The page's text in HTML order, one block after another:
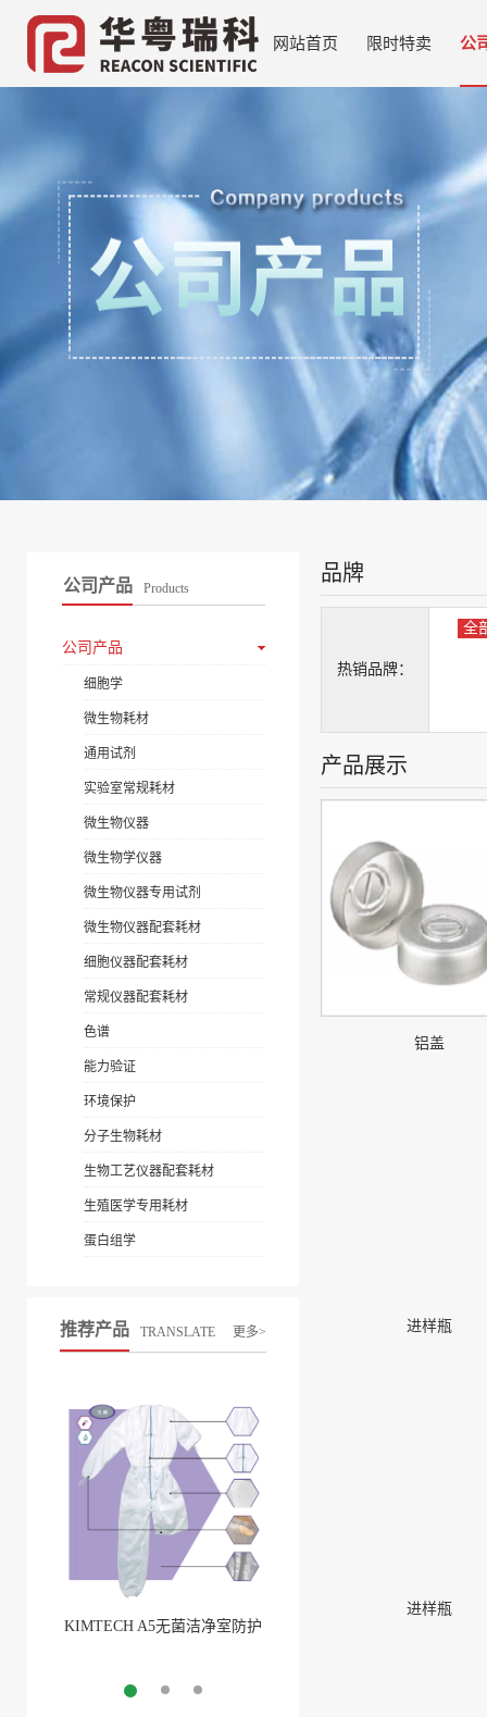
网站首页 限时特卖 公
公司产品 Products
公司产品
细胞学
微生物耗材
通用试剂
实验室常规耗材
微生物仪器
微生物学仪器
微生物仪器专用试剂
微生物仪器配套耗材
细胞仪器配套耗材
常规仪器配套耗材
色谱
能力验证
环境保护
分子生物耗材
生物工艺仪器配套耗材
生殖医学专用耗材
蛋白组学
推荐产品 TRANSLATE 更多>
KIMTECH A5无菌洁净室防护
品牌
热销品牌：
全
产品展示
铝盖
进样瓶
进样瓶